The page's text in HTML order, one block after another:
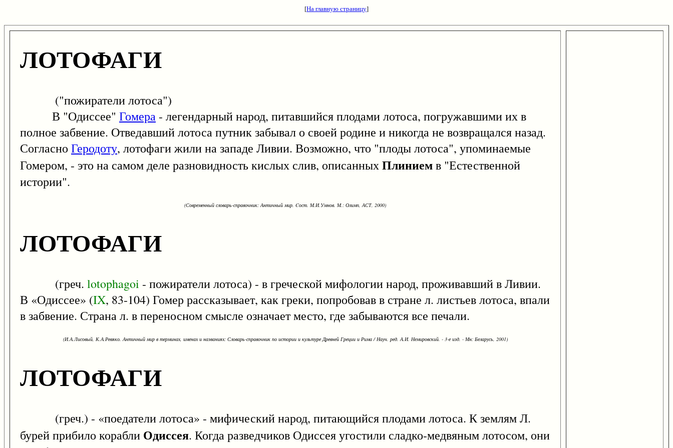
[На главную страницу]
ЛОТОФАГИ
("пожиратели лотоса")
В "Одиссее" Гомера - легендарный народ, питавшийся плодами лотоса, погружавшими их в
полное забвение. Отведавший лотоса путник забывал о своей родине и никогда не возвращался назад.
Согласно Геродоту, лотофаги жили на западе Ливии. Возможно, что "плоды лотоса", упоминаемые
Гомером, - это на самом деле разновидность кислых слив, описанныхПлиниемв "Естественной
истории".
(Современный словарь-справочник: Античный мир. Cост. М.И.Умнов. М.: Олимп, АСТ, 2000)
ЛОТОФАГИ
(греч. lotophagoi - пожиратели лотоса) - в греческой мифологии народ, проживавший в Ливии.
В «Одиссее» (IX, 83-104) Гомер рассказывает, как греки, попробовав в стране л. листьев лотоса, впали
в забвение. Страна л. в переносном смысле означает место, где забываются все печали.
(И.А.Лисовый, К.А.Ревяко. Античный мир в терминах, именах и названиях: Словарь-справочник по истории и культуре Древней Греции и Рима / Науч. ред. А.И. Немировский. - 3-е изд. - Мн: Беларусь, 2001)
ЛОТОФАГИ
(греч.) - «поедатели лотоса» - мифический народ, питающийся плодами лотоса. К землям Л.
бурей прибило корабли Одиссея. Когда разведчиков Одиссея угостили сладко-медвяным лотосом, они